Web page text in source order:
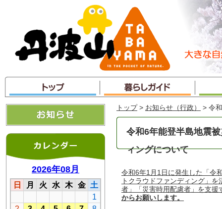
ャ
ン
プ
トップ > お知らせ（行政） > 令
令和6年能登半島地震
ィングについて
令和6年1月1日に発生した「令
トクラウドファンディング」
者」「災害時用配慮者」を支援
からお願いします。